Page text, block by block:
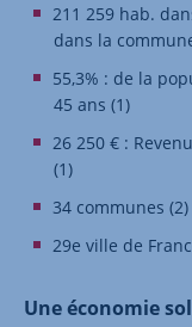
211 259 hab.
dans la
55,3% : de la
45 ans (1)
26 250 € :
(1)
34 communes (2)
29e ville de
Une économie